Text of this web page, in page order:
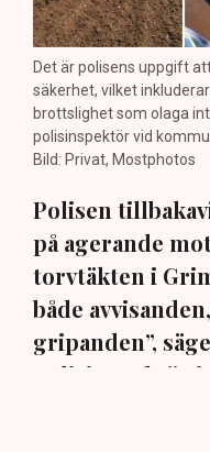
Det är polisens uppgift
säkerhet, vilket
brottslighet som olaga
polisinspektör vid
Bild: Privat, Mostphotos
Polisen
på agerande
torvtäkten i
både
gripanden”,
polisinspektör i